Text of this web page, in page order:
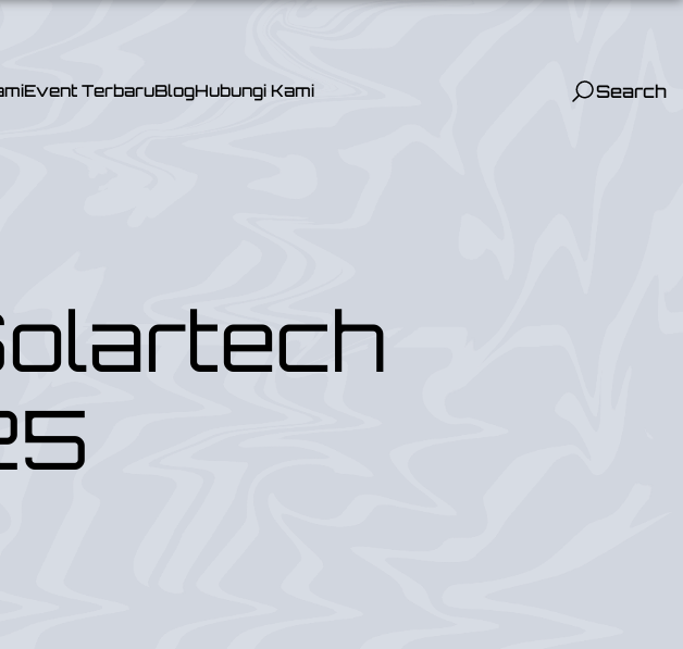
Event TerbaruBlogHubungi Kami Search